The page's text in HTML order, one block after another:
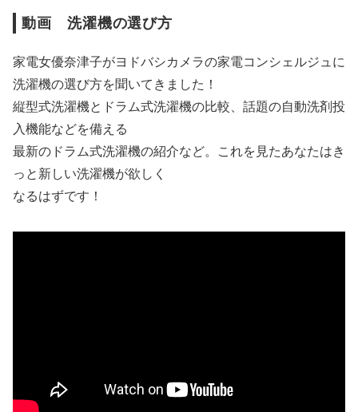
動画 洗濯機の選び方
家電女優奈津子がヨドバシカメラの家電コンシェルジュに
洗濯機の選び方を聞いてきました！
縦型式洗濯機とドラム式洗濯機の比較、話題の自動洗剤投
入機能などを備える
最新のドラム式洗濯機の紹介など。これを見たあなたはき
っと新しい洗濯機が欲しく
なるはずです！